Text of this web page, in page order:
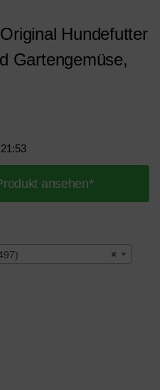
Hundefutter
Gartengemüse,
ansehen*
×